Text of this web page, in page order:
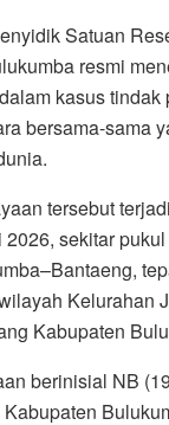
Satuan
resmi
kasus tindak
bersama-sama
tersebut
sekitar
Kelurahan
Kabupaten
berinisial NB